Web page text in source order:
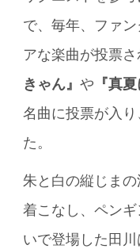
で、毎年、ファ
アな楽曲が投票
きゃん』や 『真
名曲に投票が入
た。
朱と白の縦じま
着こなし、ペン
いで登場した田川